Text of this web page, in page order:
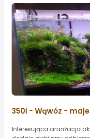
350l - Wąwóz -
Interesująca aranżacja